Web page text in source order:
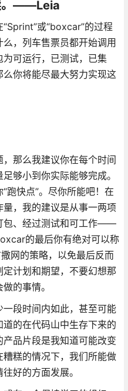
。——Leia
或“boxcar”的过程
，列车售票员都开始调用
可运行，已测试，已集
你将能尽最大努力实现这
那么我建议你在每个时间
够小到你实际能够完成。
跑快点”。尽你所能吧！在
，我的建议是从事一两项
、经过测试和可工作——
的最后你有绝对可以称
网的策略，以免最后反而
计划和期望，不要幻想那
的事情。
段时间内如此，甚至可能
的在代码山中生存下来的
品片段是我知道可能改变
糕的情况下，我们所能做
好的方面发展。